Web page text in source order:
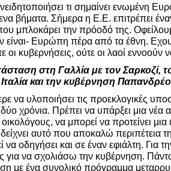
τι σημαίνει ενωμένη
βήματα. Σήμερα η Ε.Ε. επιτρέπει
μπλοκάρει την πρόοδό της.
είναι- Ευρώπη πέρα από τα έθνη.
κυβερνήσεις, ούτε οι λαοί εννοούν
στη Γαλλία με τον Σαρκοζί,
και την κυβέρνηση
να υλοποιήσει τις προεκλογικές
χρόνια. Πρέπει να υπάρξει μια νέα
να μπορεί να προτείνει μια
αυτό που αποκαλώ περιπέτεια
να οδηγήσει και σε έναν εφιάλτη. Για
για να σχολιάσω την κυβέρνηση.
με ένα συνολικό πρόγραμμα